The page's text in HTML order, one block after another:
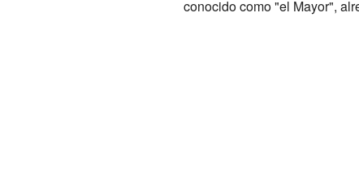
conocido como "el Mayor",